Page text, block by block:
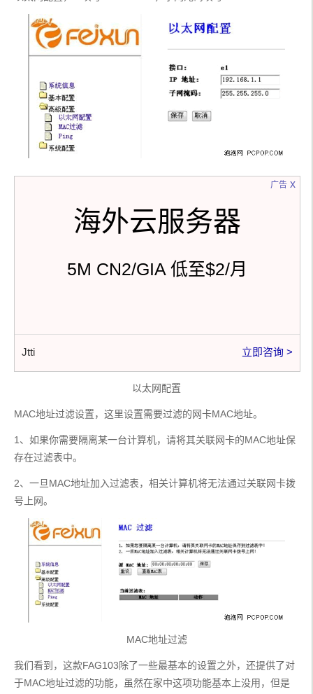
广告
海外云服务器
5M CN2/GIA 低至$2/月
Jtti 立即咨询 >
x
以太网配置
MAC地址过滤设置，这里设置需要过滤的网卡MAC地址。
1、如果你需要隔离某一台计算机，请将其关联网卡的MAC地址保
存在过滤表中。
2、一旦MAC地址加入过滤表，相关计算机将无法通过关联网卡拨
号上网。
MAC地址过滤
我们看到，这款FAG103除了一些最基本的设置之外，还提供了对
于MAC地址过滤的功能，虽然在家中这项功能基本上没用，但是